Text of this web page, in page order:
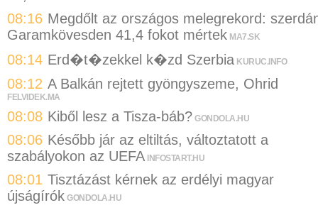
08:16 Megdőlt az országos melegrekord:
Garamkövesden 41,4 fokot mértek MA7.SK
08:14 Erd�t�zekkel k�zd Szerbia KURUC.INFO
08:12 A Balkán rejtett gyöngyszeme, Ohrid
FELVIDEK.MA
08:08 Kiből lesz a Tisza-báb? GONDOLA.HU
08:06 Később jár az eltiltás, változtatott a
szabályokon az UEFA INFOSTART.HU
08:01 Tisztázást kérnek az erdélyi magyar
újságírók GONDOLA.HU